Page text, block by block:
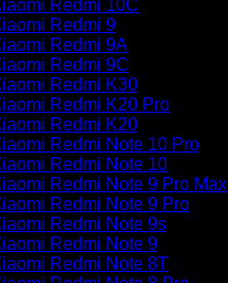
Redmi 10C
Redmi 9
Redmi 9A
Redmi 9C
Redmi K30
Redmi K20 Pro
Redmi K20
Redmi Note 10 Pro
Redmi Note 10
Redmi Note 9 Pro Max
Redmi Note 9 Pro
Redmi Note 9s
Redmi Note 9
Redmi Note 8T